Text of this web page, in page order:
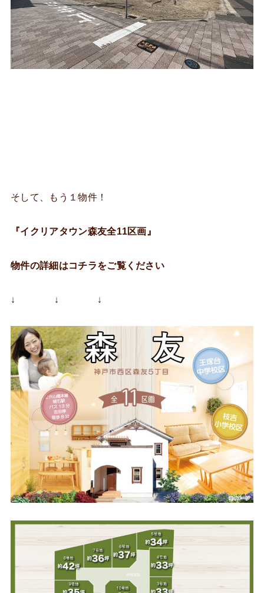
そして、もう１物件！
『イクリアタウン森友全11区画』
物件の詳細はコチラをご覧ください
↓ ↓ ↓